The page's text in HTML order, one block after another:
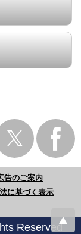
告のご案内
に基づく表示
Reserved